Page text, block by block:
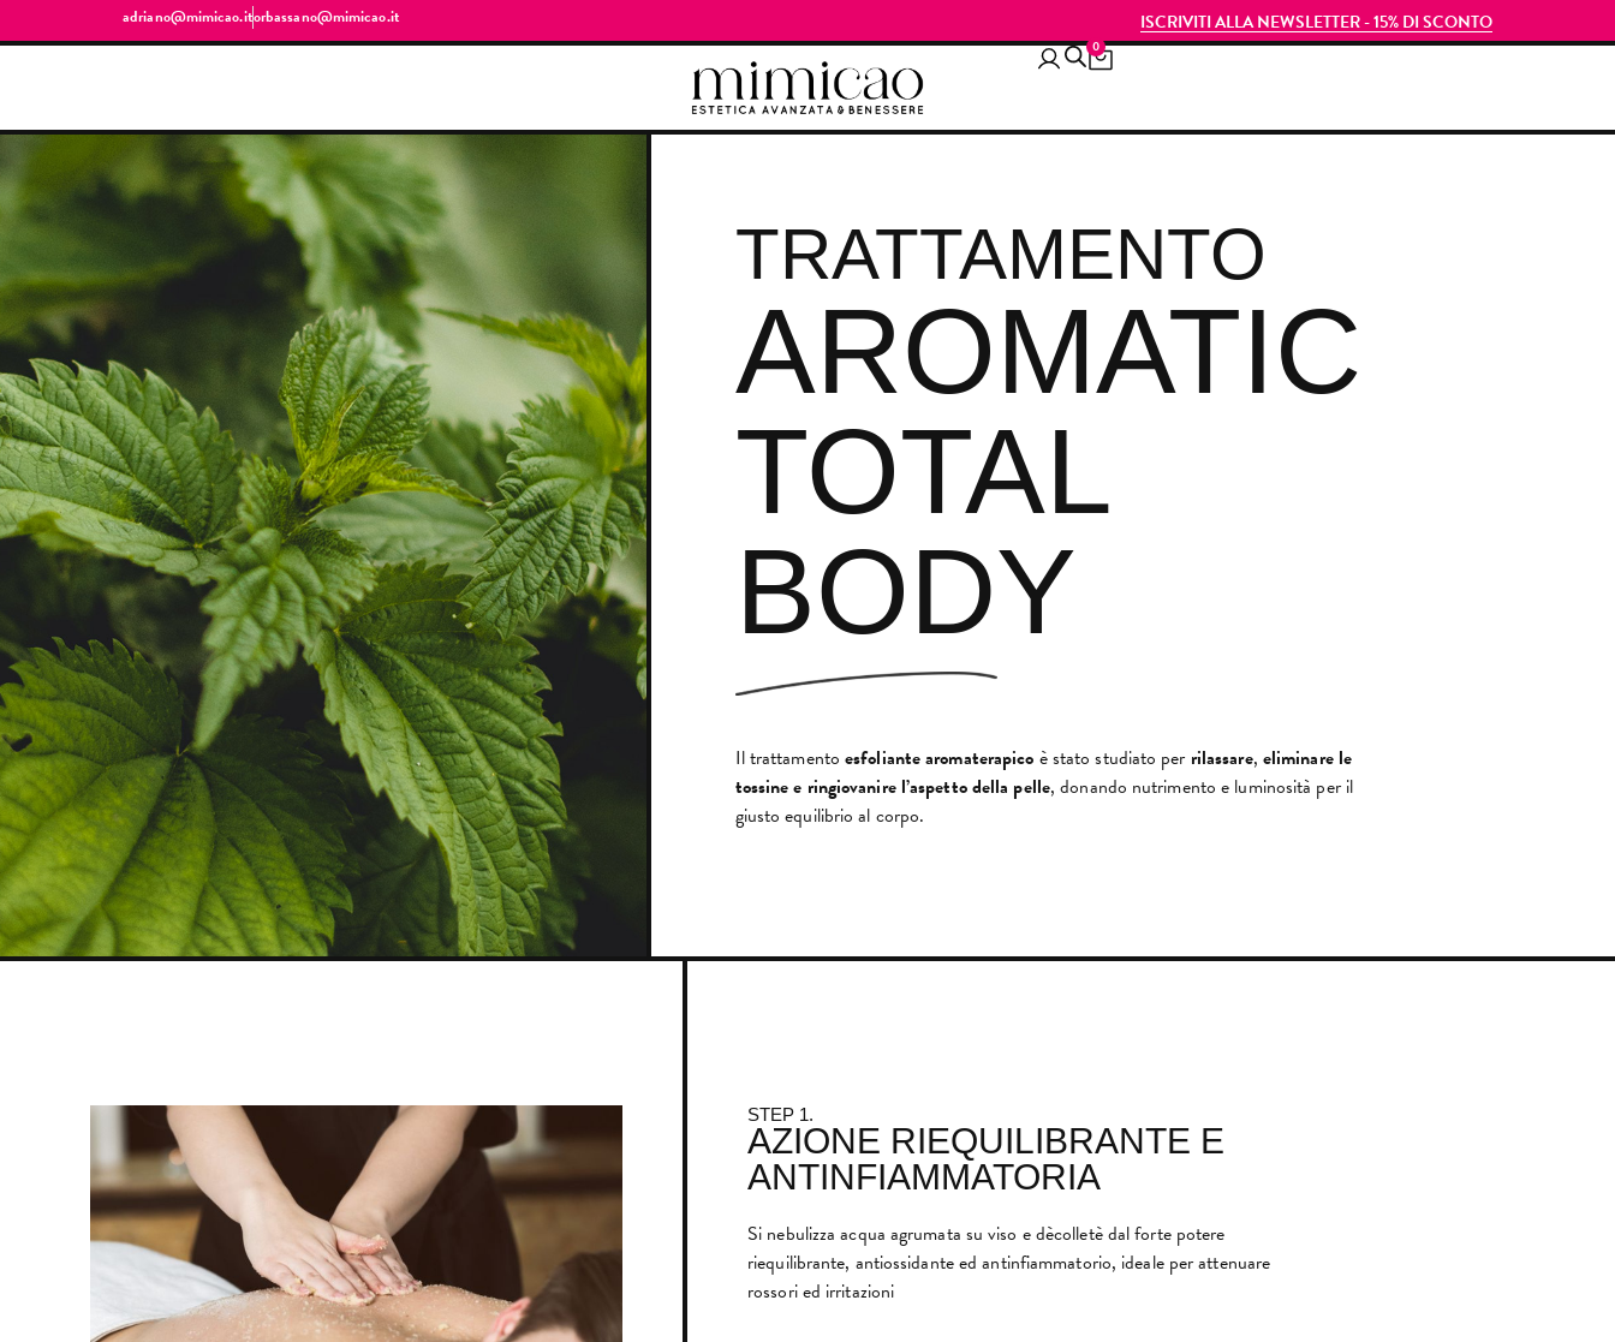
adriano@mimicao.itorbassano@mimicao.it ISCRIVITI ALLA NEWSLETTER - 15% DI SCONTO
0
TRATTAMENTO
AROMATIC
TOTAL
BODY
Il trattamentoesfoliante aromaterapico è stato studiato per rilassare, eliminare le
tossine e ringiovanire l’aspetto della pelle, donando nutrimento e luminosità per il
giusto equilibrio al corpo.
STEP 1.
AZIONE RIEQUILIBRANTE E
ANTINFIAMMATORIA
Si nebulizza acqua agrumata su viso e dècolletè dal forte potere
riequilibrante, antiossidante ed antinfiammatorio, ideale per attenuare
rossori ed irritazioni